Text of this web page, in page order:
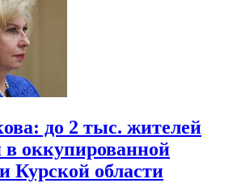
до 2 тыс. жителей
в оккупированной
Курской области